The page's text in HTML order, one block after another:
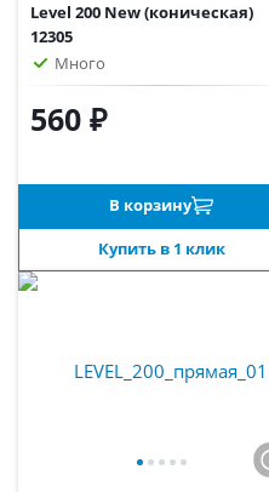
Level 200 New (коническая)
12305
Много
560 ₽
В корзину
Купить в 1 клик